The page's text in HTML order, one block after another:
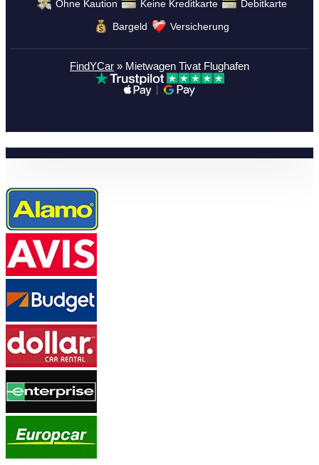
Ohne Kaution Keine Kreditkarte
Debitkarte
Bargeld
Versicherung
FindYCar » Mietwagen Tivat Flughafen